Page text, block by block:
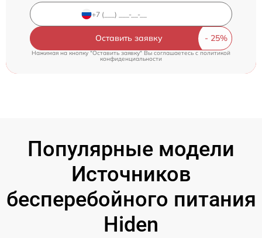
Оставить заявку
Нажимая на кнопку "Оставить заявку" Вы соглашаетесь c политикой
конфиденциальности
Популярные модели
Источников
бесперебойного питания
Hiden